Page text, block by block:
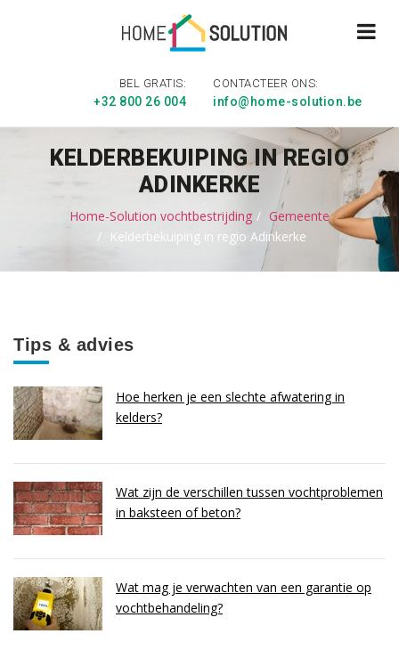
BEL GRATIS:
+32 800 26 004
CONTACTEER ONS:
info@home-solution.be
KELDERBEKUIPING IN REGIO
ADINKERKE
Home-Solution vochtbestrijding
Gemeente
Kelderbekuiping in regio Adinkerke
Tips & advies
Hoe herken je een slechte afwatering in
kelders?
Wat zijn de verschillen tussen vochtproblemen
in baksteen of beton?
Wat mag je verwachten van een garantie op
vochtbehandeling?